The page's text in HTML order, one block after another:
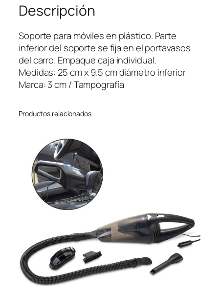
a
r
a
M
ó
v
i
s
d
Descripción
Soporte para móviles en plástico. Parte
inferior del soporte se fija en el portavasos
del carro. Empaque caja individual.
Medidas: 25 cm x 9.5 cm diámetro inferior
Marca: 3 cm / Tampografía
Productos relacionados